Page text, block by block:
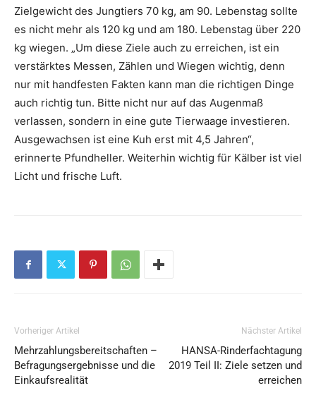
Zielgewicht des Jungtiers 70 kg, am 90. Lebenstag sollte
es nicht mehr als 120 kg und am 180. Lebenstag über 220
kg wiegen. „Um diese Ziele auch zu erreichen, ist ein
verstärktes Messen, Zählen und Wiegen wichtig, denn
nur mit handfesten Fakten kann man die richtigen Dinge
auch richtig tun. Bitte nicht nur auf das Augenmaß
verlassen, sondern in eine gute Tierwaage investieren.
Ausgewachsen ist eine Kuh erst mit 4,5 Jahren“,
erinnerte Pfundheller. Weiterhin wichtig für Kälber ist viel
Licht und frische Luft.
Vorheriger Artikel
Mehrzahlungsbereitschaften –
Befragungsergebnisse und die
Einkaufsrealität
Nächster Artikel
HANSA-Rinderfachtagung
2019 Teil II: Ziele setzen und
erreichen